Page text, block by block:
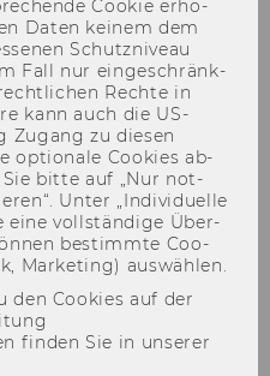
ist aktuell nur auf
Coo­kie er­ho­
Daten kei­nem dem
Schutz­ni­veau
Fall nur ein­ge­schränk­
Rech­te in
kann auch die US-​
Zu­gang zu die­sen
op­tio­na­le Coo­kies ab­
bitte auf „Nur not­
Unter „In­di­vi­du­el­le
eine voll­stän­di­ge Über­
be­stimm­te Coo­
Mar­ke­ting) aus­wäh­len.
den Cookies auf der
finden Sie in unserer